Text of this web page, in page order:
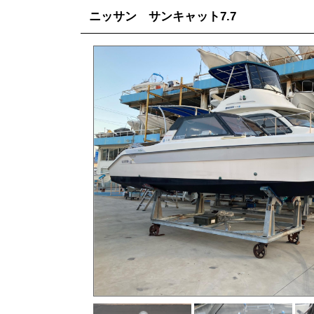
ニッサン サンキャット7.7